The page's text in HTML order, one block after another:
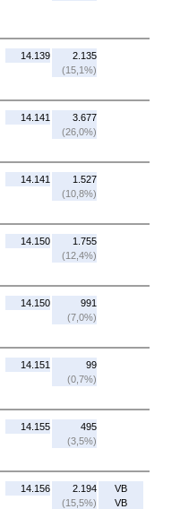
14.139
2.135
(15,1%)
14.141
3.677
(26,0%)
14.141
1.527
(10,8%)
14.150
1.755
(12,4%)
14.150
991
(7,0%)
14.151
99
(0,7%)
14.155
495
(3,5%)
14.156
2.194
(15,5%)
VB
VB